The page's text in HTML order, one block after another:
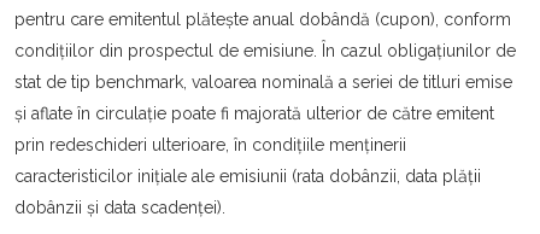
pentru care emitentul plăteș­te anual do­bândă (cupon), conform
condițiilor din prospec­tul de emisiune. În cazul obligațiunilor de
stat de tip benchmark, valoarea nominală a seriei de ti­­tluri emi­se
și aflate în circulație poate fi majo­rată ulterior de către emitent
prin redeschideri ulte­rioa­re, în con­di­țiile menținerii
caracteristicilor ini­țiale ale emisiunii (rata dobânzii, data plății
dobânzii și data scadenței).